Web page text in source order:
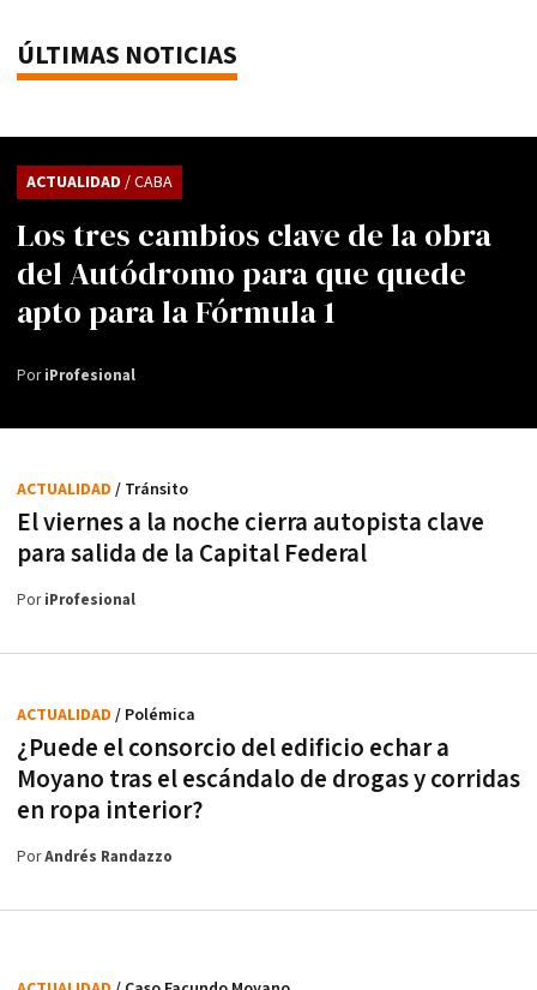
ÚLTIMAS NOTICIAS
Los tres cambios clave de la obra
del Autódromo para que quede
apto para la Fórmula 1
ACTUALIDAD / CABA
PoriProfesional
El viernes a la noche cierra autopista clave
para salida de la Capital Federal
ACTUALIDAD / Tránsito
PoriProfesional
¿Puede el consorcio del edificio echar a
Moyano tras el escándalo de drogas y corridas
en ropa interior?
ACTUALIDAD / Polémica
PorAndrés Randazzo